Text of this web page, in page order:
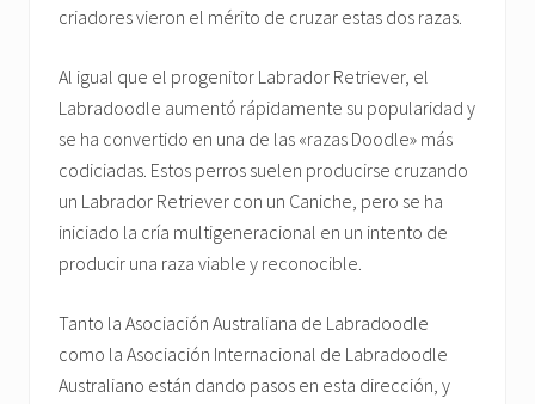
criadores vieron el mérito de cruzar estas dos razas.
Al igual que el progenitor Labrador Retriever, el
Labradoodle aumentó rápidamente su popularidad y
se ha convertido en una de las «razas Doodle» más
codiciadas. Estos perros suelen producirse cruzando
un Labrador Retriever con un Caniche, pero se ha
iniciado la cría multigeneracional en un intento de
producir una raza viable y reconocible.
Tanto la Asociación Australiana de Labradoodle
como la Asociación Internacional de Labradoodle
Australiano están dando pasos en esta dirección, y